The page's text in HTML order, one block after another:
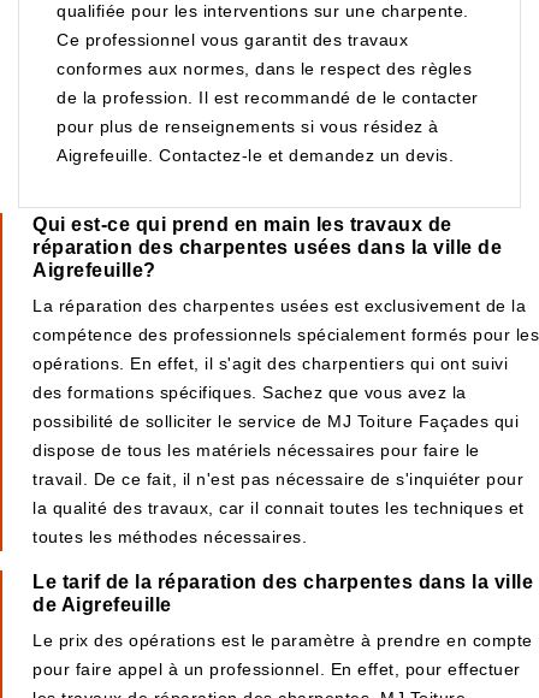
qualifiée pour les interventions sur une charpente.
Ce professionnel vous garantit des travaux
conformes aux normes, dans le respect des règles
de la profession. Il est recommandé de le contacter
pour plus de renseignements si vous résidez à
Aigrefeuille. Contactez-le et demandez un devis.
Qui est-ce qui prend en main les travaux de
réparation des charpentes usées dans la ville de
Aigrefeuille?
La réparation des charpentes usées est exclusivement de la
compétence des professionnels spécialement formés pour les
opérations. En effet, il s'agit des charpentiers qui ont suivi
des formations spécifiques. Sachez que vous avez la
possibilité de solliciter le service de MJ Toiture Façades qui
dispose de tous les matériels nécessaires pour faire le
travail. De ce fait, il n'est pas nécessaire de s'inquiéter pour
la qualité des travaux, car il connait toutes les techniques et
toutes les méthodes nécessaires.
Le tarif de la réparation des charpentes dans la ville
de Aigrefeuille
Le prix des opérations est le paramètre à prendre en compte
pour faire appel à un professionnel. En effet, pour effectuer